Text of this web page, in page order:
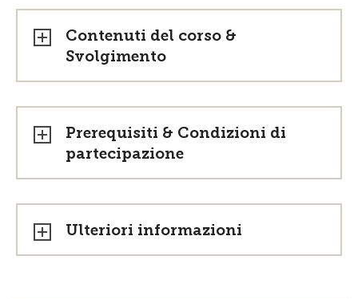
Contenuti del corso &
Svolgimento
Prerequisiti & Condizioni di
partecipazione
Ulteriori informazioni